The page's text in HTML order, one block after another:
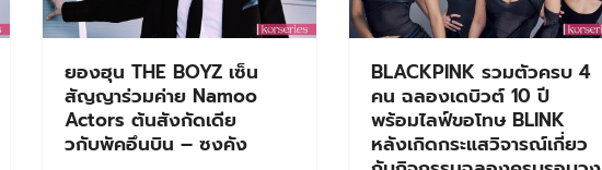
ยองฮุน THE BOYZ เซ็น
สัญญาร่วมค่าย Namoo
Actors ต้นสังกัดเดีย
วกับพัคอึนบิน – ซงคัง
BLACKPINK รวมตัวครบ 4
คน ฉลองเดบิวต์ 10 ปี
พร้อมไลฟ์ขอโทษ BLINK
หลังเกิดกระแสวิจารณ์เกี่ยว